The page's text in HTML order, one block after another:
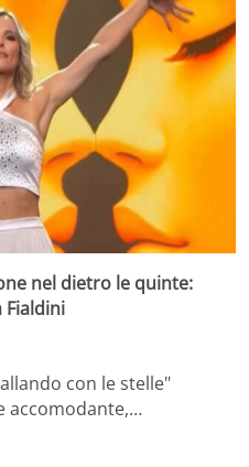
nel dietro le quinte:
Fialdini
con le stelle"
accomodante,…